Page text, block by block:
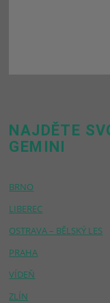
NAJDĚTE
GEMINI
BRNO
LIBEREC
OSTRAVA – BĚLSKÝ LES
PRAHA
VÍDEŇ
ZLÍN